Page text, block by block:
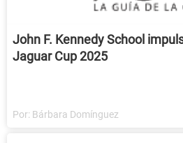
John F. Kennedy School
Jaguar Cup 2025
Por: Bárbara Domínguez